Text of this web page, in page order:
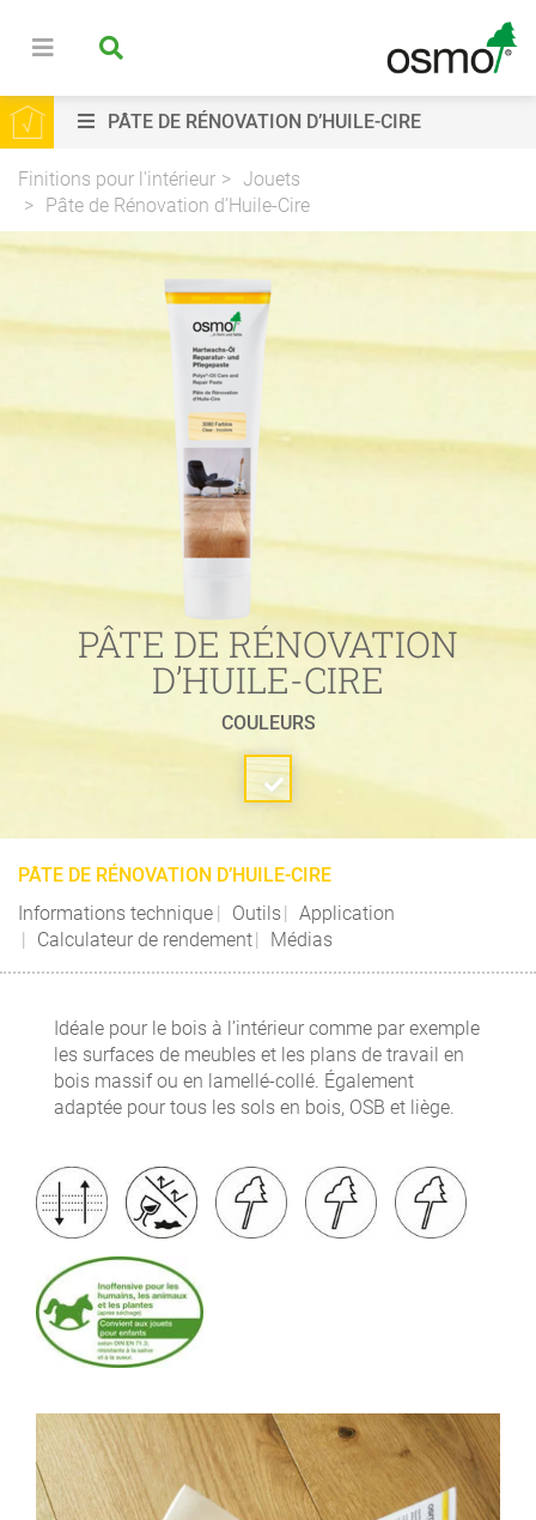
PÂTE DE RÉNOVATION D’HUILE-CIRE
Finitions pour l'intérieur
Jouets
Pâte de Rénovation d’Huile-Cire
PÂTE DE RÉNOVATION
D’HUILE-CIRE
COULEURS
PÂTE DE RÉNOVATION D’HUILE-CIRE
Informations technique
Outils
Application
Calculateur de rendement
Médias
Idéale pour le bois à l’intérieur comme par exemple
les surfaces de meubles et les plans de travail en
bois massif ou en lamellé-collé. Également
adaptée pour tous les sols en bois, OSB et liège.